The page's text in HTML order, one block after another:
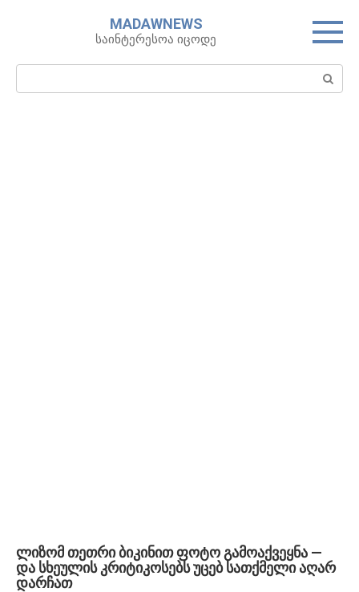
MADAWNEWS
საინტერესოა იცოდე
Search:
ლიზომ თეთრი ბიკინით ფოტო გამოაქვეყნა —
და სხეულის კრიტიკოსებს უცებ სათქმელი აღარ
დარჩათ